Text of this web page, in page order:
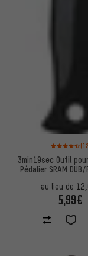
Note
3min19sec Outil
Pédalier SRAM
au lieu de
5,99€